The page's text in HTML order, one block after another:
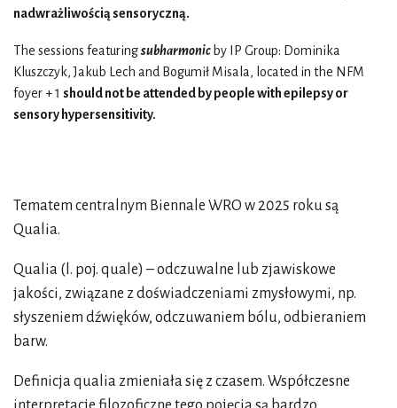
nadwrażliwością sensoryczną.
The sessions featuringsubharmonic by IP Group: Dominika
Kluszczyk, Jakub Lech and Bogumił Misala, located in the NFM
foyer + 1 should not be attended by people with epilepsy or
sensory hypersensitivity.
Tematem centralnym Biennale WRO w 2025 roku są
Qualia.
Qualia (l. poj. quale) – odczuwalne lub zjawiskowe
jakości, związane z doświadczeniami zmysłowymi, np.
słyszeniem dźwięków, odczuwaniem bólu, odbieraniem
barw.
Definicja qualia zmieniała się z czasem. Współczesne